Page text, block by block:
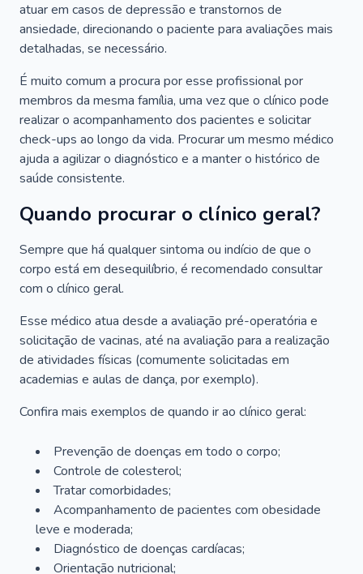
atuar em casos de depressão e transtornos de
ansiedade, direcionando o paciente para avaliações mais
detalhadas, se necessário.
É muito comum a procura por esse profissional por
membros da mesma família, uma vez que o clínico pode
realizar o acompanhamento dos pacientes e solicitar
check-ups ao longo da vida. Procurar um mesmo médico
ajuda a agilizar o diagnóstico e a manter o histórico de
saúde consistente.
Quando procurar o clínico geral?
Sempre que há qualquer sintoma ou indício de que o
corpo está em desequilíbrio, é recomendado consultar
com o clínico geral.
Esse médico atua desde a avaliação pré-operatória e
solicitação de vacinas, até na avaliação para a realização
de atividades físicas (comumente solicitadas em
academias e aulas de dança, por exemplo).
Confira mais exemplos de quando ir ao clínico geral:
Prevenção de doenças em todo o corpo;
Controle de colesterol;
Tratar comorbidades;
Acompanhamento de pacientes com obesidade
leve e moderada;
Diagnóstico de doenças cardíacas;
Orientação nutricional;